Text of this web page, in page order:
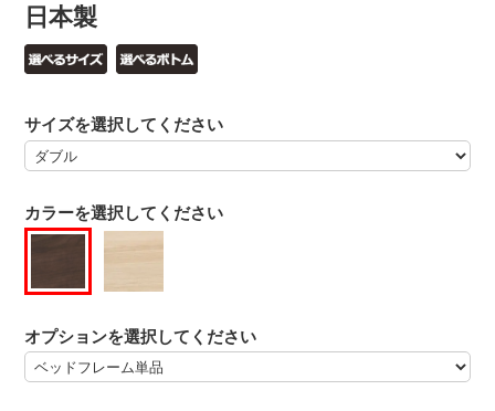
日本製
カラーを選択してください
サイズを選択してください
オプションを選択してください